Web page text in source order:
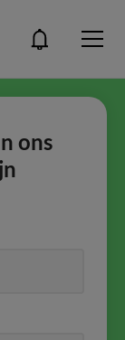
ons